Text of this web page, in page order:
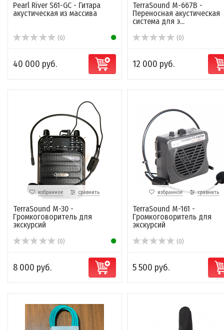
Pearl River S61-GC - Гитара
акустическая из массива
(0)
40 000 руб.
TerraSound M-667B -
Переносная акустическая
система для э...
(0)
12 000 руб.
избранное сравнить
TerraSound M-30 -
Громкоговоритель для
экскурсий
(0)
8 000 руб.
избранное сравнить
TerraSound M-161 -
Громкоговоритель для
экскурсий
(0)
5 500 руб.